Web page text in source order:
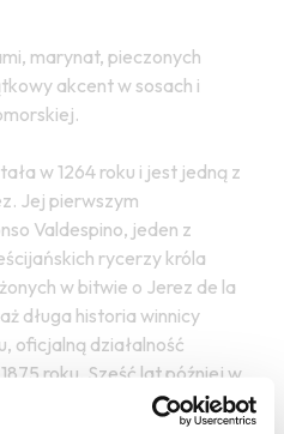
marynat, pieczonych
akcent w sosach i
w 1264 roku i jest jedną z
Jej pierwszym
Valdespino, jeden z
rycerzy króla
w bitwie o Jerez de la
długa historia winnicy
oficjalną działalność
roku. Sześć lat później w
na dworach